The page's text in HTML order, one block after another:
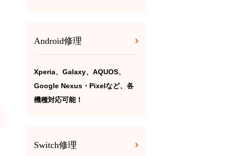
Android修理
Xperia、Galaxy、AQUOS、
Google Nexus・Pixelなど、各
機種対応可能！
Switch修理